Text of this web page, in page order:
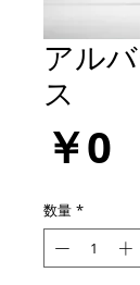
アル
ス
￥0
数量 *